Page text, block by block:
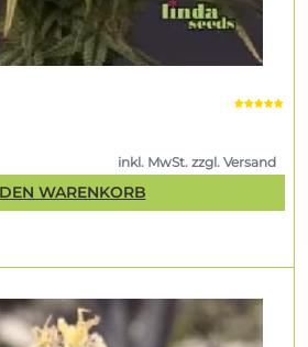
inkl. MwSt. zzgl. Versand
WARENKORB